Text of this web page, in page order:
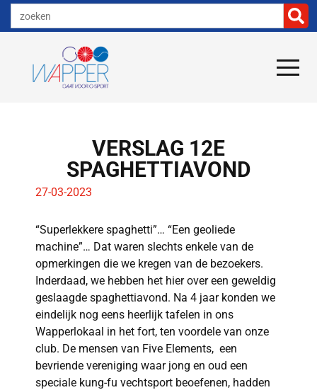
VERSLAG 12E
SPAGHETTIAVOND
27-03-2023
“Superlekkere spaghetti”… “Een geoliede
machine”… Dat waren slechts enkele van de
opmerkingen die we kregen van de bezoekers.
Inderdaad, we hebben het hier over een geweldig
geslaagde spaghettiavond. Na 4 jaar konden we
eindelijk nog eens heerlijk tafelen in ons
Wapperlokaal in het fort, ten voordele van onze
club. De mensen van Five Elements, een
bevriende vereniging waar jong en oud een
speciale kung-fu vechtsport beoefenen, hadden